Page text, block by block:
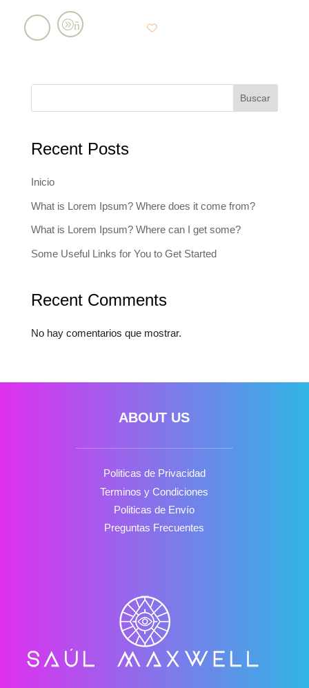
Añadir
Buscar
Recent Posts
Inicio
What is Lorem Ipsum? Where does it come from?
What is Lorem Ipsum? Where can I get some?
Some Useful Links for You to Get Started
Recent Comments
No hay comentarios que mostrar.
ABOUT US
Politicas de Privacidad
Terminos y Condiciones
Politicas de Envío
Preguntas Frecuentes